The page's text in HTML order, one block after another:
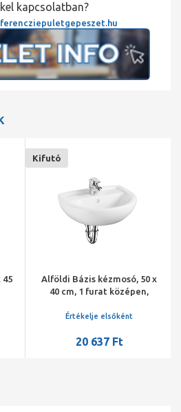
kapcsolatban?
45
Alföldi Bázis kézmosó, 50 x
40 cm, 1 furat középen,
Kifutó
Értékelje elsőként
20 637 Ft